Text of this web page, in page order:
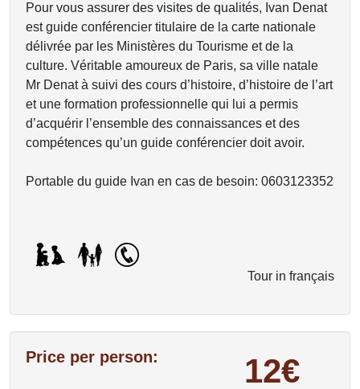
Pour vous assurer des visites de qualités, Ivan Denat
est guide conférencier titulaire de la carte nationale
délivrée par les Ministères du Tourisme et de la
culture. Véritable amoureux de Paris, sa ville natale
Mr Denat à suivi des cours d’histoire, d’histoire de l’art
et une formation professionnelle qui lui a permis
d’acquérir l’ensemble des connaissances et des
compétences qu’un guide conférencier doit avoir.
Portable du guide Ivan en cas de besoin: 0603123352
Tour in français
Price per person: 12€